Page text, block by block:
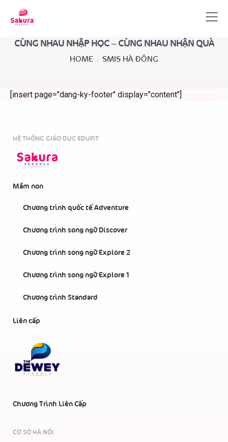
CÙNG NHAU NHẬP HỌC – CÙNG NHAU NHẬN QUÀ
HOME SMIS HÀ ĐÔNG
[insert page="dang-ky-footer" display="content"]
HỆ THỐNG GIÁO DỤC EDUFIT
Mầm non
Chương trình quốc tế Adventure
Chương trình song ngữ Discover
Chương trình song ngữ Explore 2
Chương trình song ngữ Explore 1
Chương trình Standard
Liên cấp
Chương Trình Liên Cấp
CƠ SỞ HÀ NỘI